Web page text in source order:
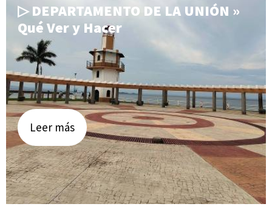
▷ DEPARTAMENTO DE LA UNIÓN »
Qué Ver y Hacer
Leer más